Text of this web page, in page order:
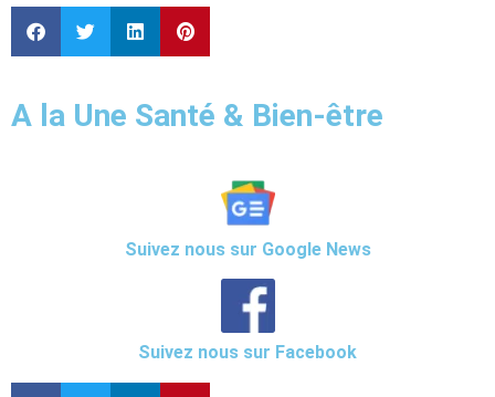
A la Une Santé & Bien-être
Suivez nous sur Google News
Suivez nous sur Facebook